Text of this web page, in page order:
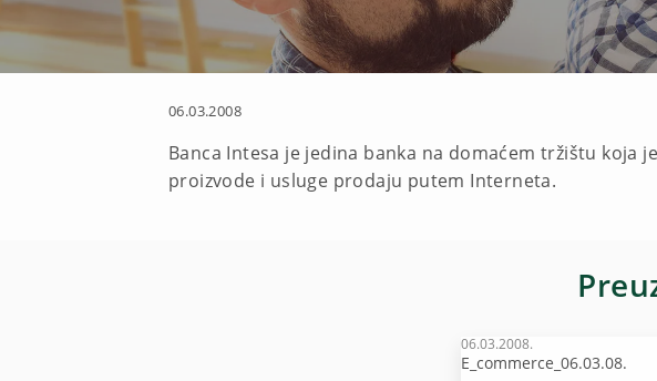
06.03.2008
Banca Intesa je jedina banka na domaćem tržištu koja
proizvode i usluge prodaju putem Interneta.
06.03.2008.
E_commerce_06.03.08.